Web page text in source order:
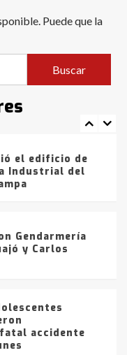
Puede que la
en gran parte
la Policía
drogas en la
el edificio de
Industrial del
Gendarmería
y Carlos
accidente